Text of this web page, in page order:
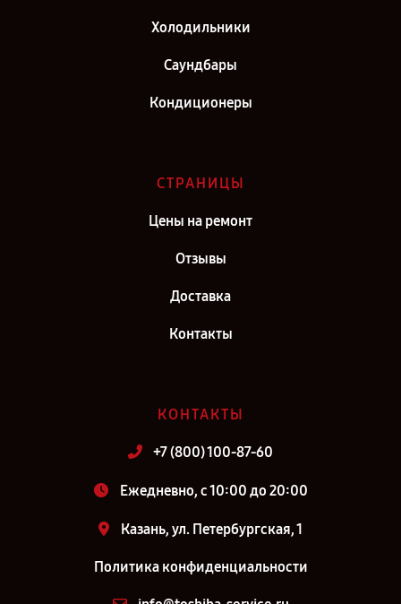
Холодильники
Саундбары
Кондиционеры
СТРАНИЦЫ
Цены на ремонт
Отзывы
Доставка
Контакты
КОНТАКТЫ
+7 (800) 100-87-60
Ежедневно, с 10:00 до 20:00
Казань, ул. Петербургская, 1
Политика конфиденциальности